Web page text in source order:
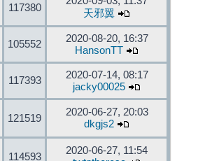
117380
天邪翼
105552
2020-08-20, 16:37
HansonTT
117393
2020-07-14, 08:17
jacky00025
121519
2020-06-27, 20:03
dkgjs2
114593
2020-06-27, 11:54